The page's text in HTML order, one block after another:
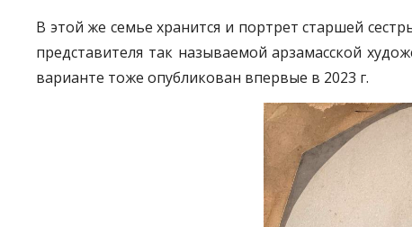
В этой же семье хранится и портрет старшей
представителя так называемой арзамасской
варианте тоже опубликован впервые в 2023 г.